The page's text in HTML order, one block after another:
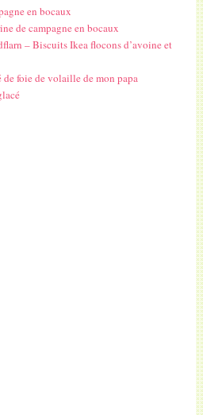
en bocaux
de campagne en bocaux
– Biscuits Ikea flocons d’avoine et
de foie de volaille de mon papa